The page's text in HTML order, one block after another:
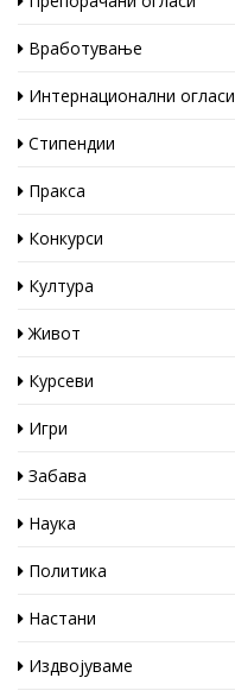
Вработување
Интернационални огласи
Стипендии
Пракса
Конкурси
Култура
Живот
Курсеви
Игри
Забава
Наука
Политика
Настани
Издвојуваме